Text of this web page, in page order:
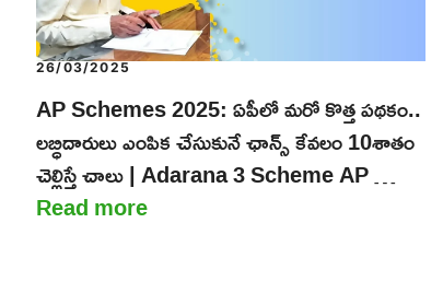
26/03/2025
AP Schemes 2025: ఏపీలో మరో కొత్త పథకం..
లబ్ధిదారులు ఎంపిక చేసుకునే ఛాన్స్ కేవలం 10శాతం
చెల్లిస్తే చాలు | Adarana 3 Scheme AP …
Read more